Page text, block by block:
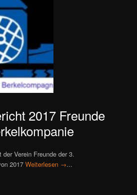
2017 Freunde
der Verein Freunde der 3.
2017Weiterlesen →...